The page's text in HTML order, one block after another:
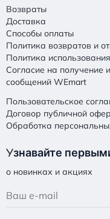
Возвраты
Доставка
Способы оплаты
Политика возвратов и
Политика
Согласие на
сообщений WEmart
Пользовательское
Договор публичной
Обработка
Узнавайте
о новинках и акциях